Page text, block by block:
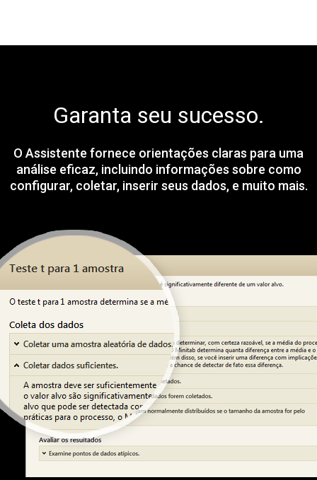
Garanta seu sucesso.
O Assistente fornece orientações claras para uma
análise eficaz, incluindo informações sobre como
configurar, coletar, inserir seus dados, e muito mais.